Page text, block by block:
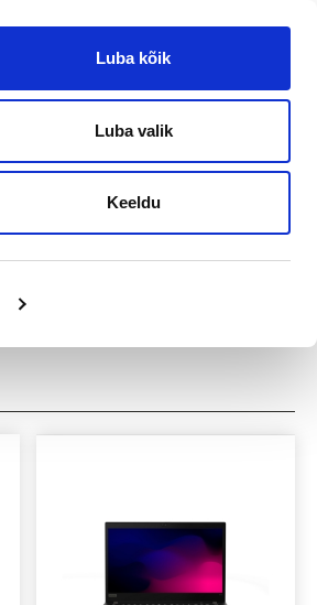
Luba kõik
Luba valik
Keeldu
Logi sisse EN ET RU
VÕRDLE
OSTUKORV
0
Klienditugi